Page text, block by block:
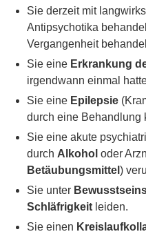
Sie derzeit mit
Antipsychotika
Vergangenheit
Sie eine Erkrankung
irgendwann einmal
Sie eine Epilepsie
durch eine Behandlung
Sie eine akute
durch Alkohol oder
Betäubungsmittel )
Sie unter
Schläfrigkeit leiden.
Sie einen